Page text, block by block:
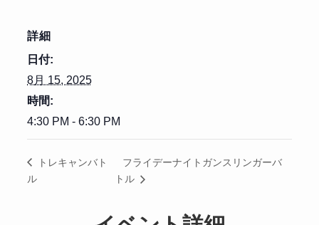
詳細
日付:
8月 15, 2025
時間:
4:30 PM - 6:30 PM
トレキャンバト
ル
フライデーナイトガンスリンガーバ
トル